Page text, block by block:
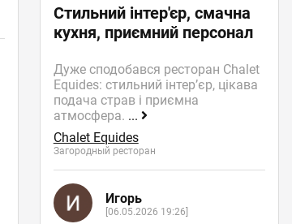
Стильний інтер'єр, смачна
кухня, приємний персонал
Дуже сподобався ресторан Chalet
Equides: стильний інтер’єр, цікава
подача страв і приємна
атмосфера. ...
Chalet Equides
Загородный ресторан
Игорь
[06.05.2026 19:26]